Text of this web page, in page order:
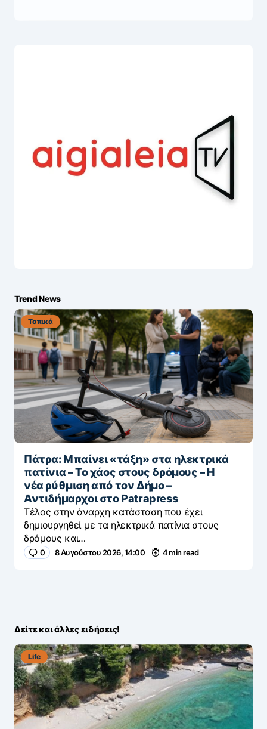
Trend News
Τοπικά
Πάτρα: Μπαίνει «τάξη» στα ηλεκτρικά
πατίνια – Το χάος στους δρόμους – Η
νέα ρύθμιση από τον Δήμο –
Αντιδήμαρχοι στο Patrapress
Τέλος στην άναρχη κατάσταση που έχει
δημιουργηθεί με τα ηλεκτρικά πατίνια στους
δρόμους και…
0 8 Αυγούστου 2026, 14:00 4 min read
Δείτε και άλλες ειδήσεις!
Life